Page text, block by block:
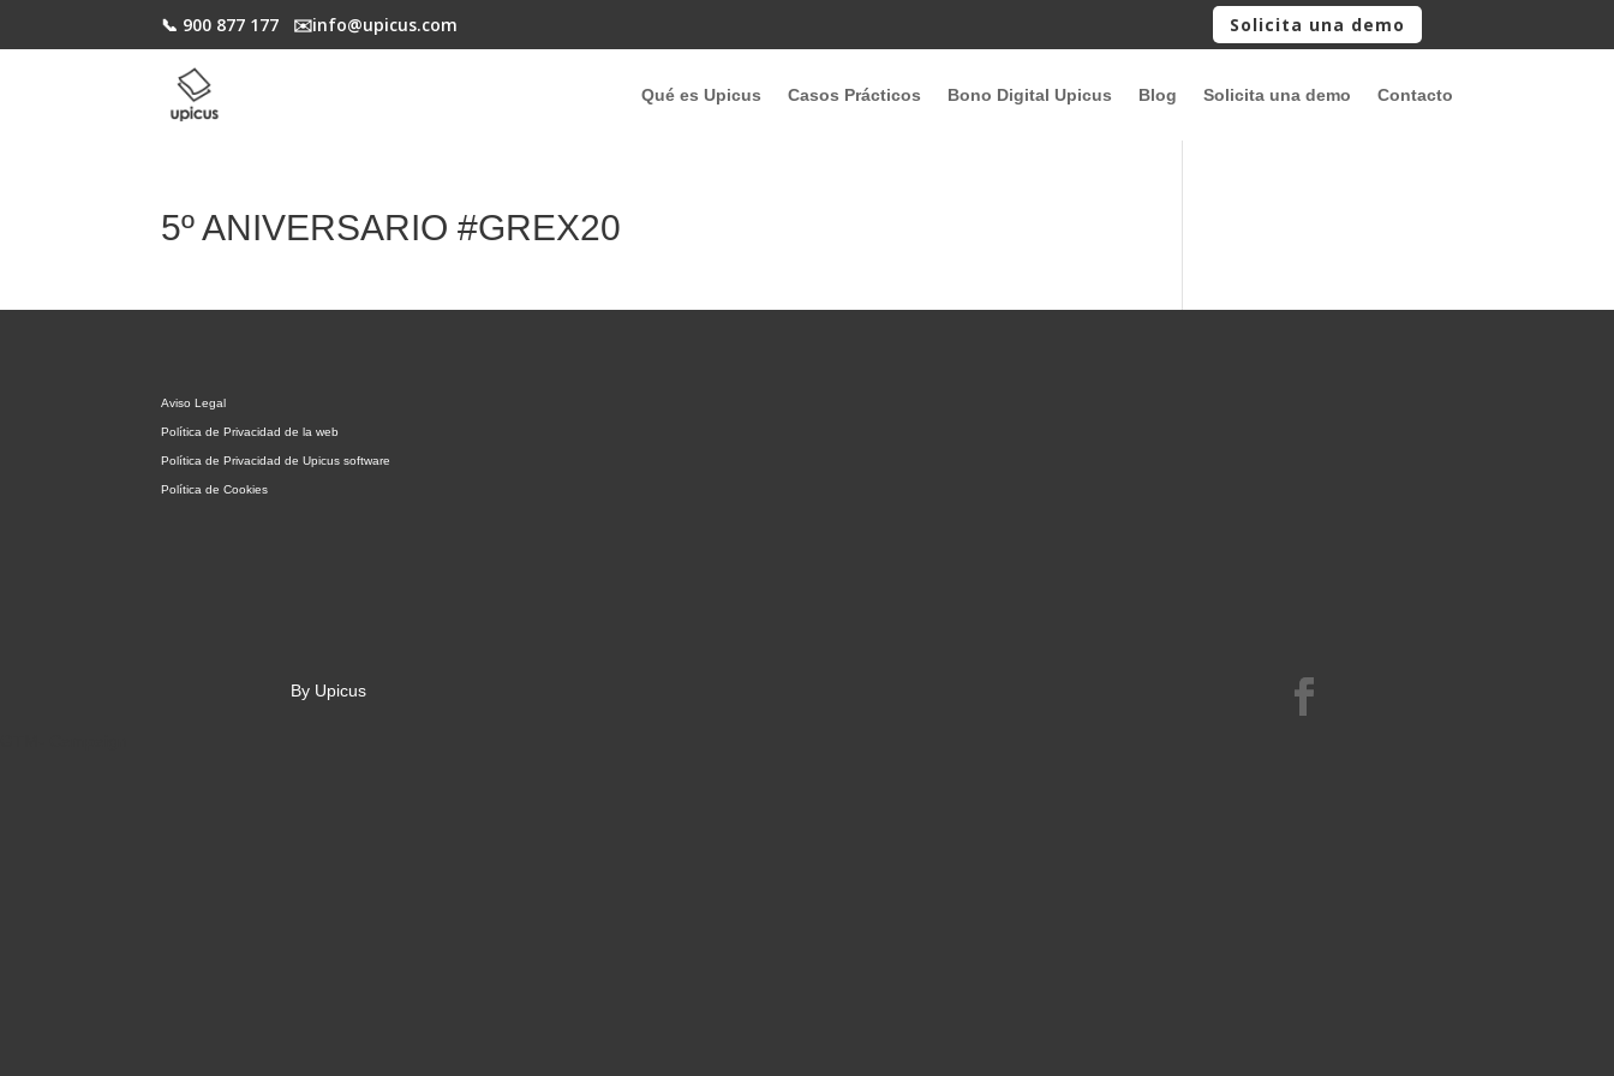
📞 900 877 177 ✉️​info@upicus.com Solicita una demo
Qué es Upicus Casos Prácticos Bono Digital Upicus Blog Solicita una demo Contacto
5º ANIVERSARIO #GREX20
Aviso Legal
Política de Privacidad de la web
Política de Privacidad de Upicus software
Política de Cookies
By Upicus